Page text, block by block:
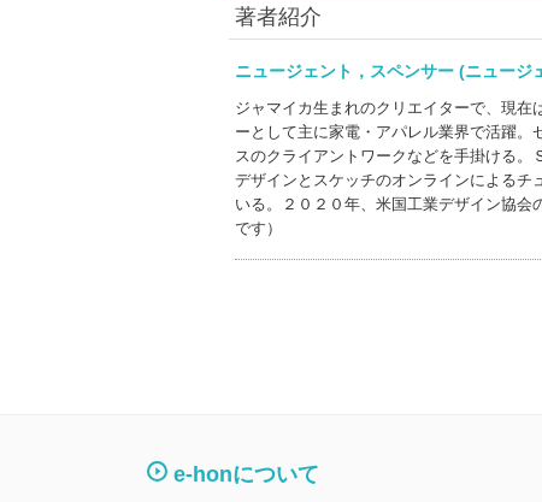
著者紹介
ニュージェント，スペンサー (ニュー
ジャマイカ生まれのクリエイターで、現
ーとして主に家電・アパレル業界で活躍
スのクライアントワークなどを手掛ける。
デザインとスケッチのオンラインによるチ
いる。２０２０年、米国工業デザイン協
です）
e-honについて